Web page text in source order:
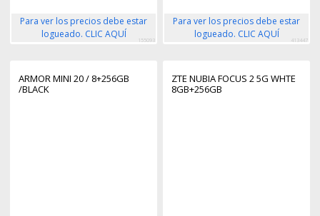
Para ver los precios debe estar
logueado. CLIC AQUÍ
155093
Para ver los precios debe estar
logueado. CLIC AQUÍ
413447
ARMOR MINI 20 / 8+256GB
/BLACK
ZTE NUBIA FOCUS 2 5G WHTE
8GB+256GB